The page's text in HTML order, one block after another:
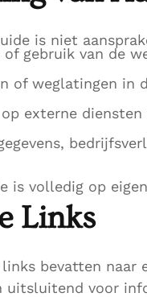
is niet
of gebruik van de
of weglatingen in
externe
is volledig op
Links
bevatten
uitsluitend voor